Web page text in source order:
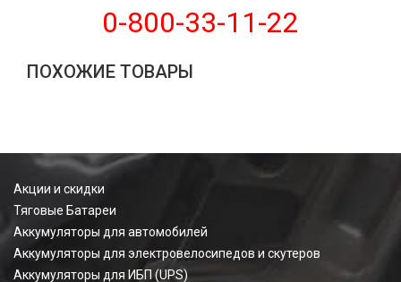
0-800-33-11-22
ПОХОЖИЕ ТОВАРЫ
Акции и скидки
Тяговые Батареи
Аккумуляторы для автомобилей
Аккумуляторы для электровелосипедов и скутеров
Аккумуляторы для ИБП (UPS)